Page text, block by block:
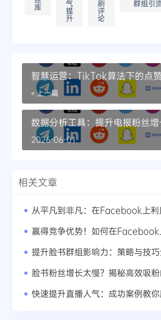
库 气
提
升
刷
评
论
群组引
智慧运营：TikTok算法下的点
略
« 上一篇
数据分析工具：提升电报粉丝
2026-06-01
相关文章
赢得竞争优势！如何在Facebook
提升脸书群组影响力：策略与技
脸书粉丝增长太慢？揭秘高效吸
快速提升直播人气：成功案例教